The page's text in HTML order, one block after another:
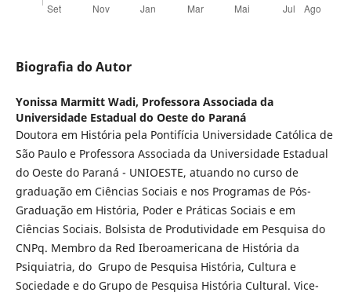
Biografia do Autor
Yonissa Marmitt Wadi, Professora Associada da
Universidade Estadual do Oeste do Paraná
Doutora em História pela Pontifícia Universidade Católica de
São Paulo e Professora Associada da Universidade Estadual
do Oeste do Paraná - UNIOESTE, atuando no curso de
graduação em Ciências Sociais e nos Programas de Pós-
Graduação em História, Poder e Práticas Sociais e em
Ciências Sociais. Bolsista de Produtividade em Pesquisa do
CNPq. Membro da Red Iberoamericana de História da
Psiquiatria, do Grupo de Pesquisa História, Cultura e
Sociedade e do Grupo de Pesquisa História Cultural. Vice-